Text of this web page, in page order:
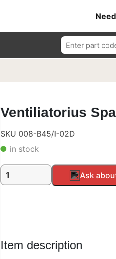
Ieškoti:
Ventiliatorius
SKU 008-B45/I-02D
in stock
produkto
kiekis:
Ask
Item description